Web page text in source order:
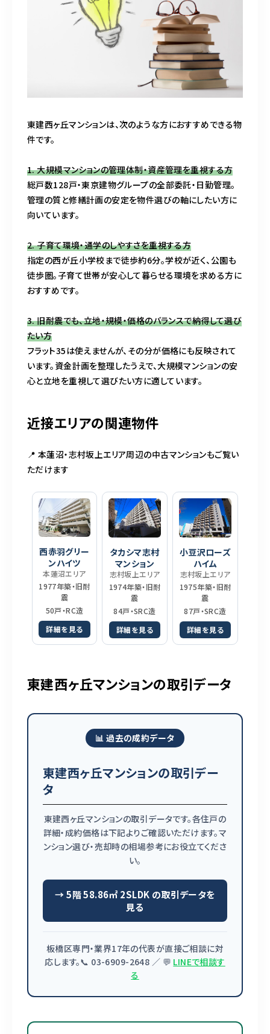
東建西ヶ丘マンションは、次のような方におすすめできる物
件です。
1. 大規模マンションの管理体制・資産管理を重視する方
総戸数128戸・東京建物グループの全部委託・日勤管理。
管理の質と修繕計画の安定を物件選びの軸にしたい方に
向いています。
2. 子育て環境・通学のしやすさを重視する方
指定の西が丘小学校まで徒歩約6分。学校が近く、公園も
徒歩圏。子育て世帯が安心して暮らせる環境を求める方に
おすすめです。
3. 旧耐震でも、立地・規模・価格のバランスで納得して選び
たい方
フラット35は使えませんが、その分が価格にも反映されて
います。資金計画を整理したうえで、大規模マンションの安
心と立地を重視して選びたい方に適しています。
近接エリアの関連物件
📍 本蓮沼・志村坂上エリア周辺の中古マンションもご覧い
ただけます
西赤羽グリー
ンハイツ
本蓮沼エリア
1977年築・旧耐
震
50戸・RC造
詳細を見る
タカシマ志村
マンション
志村坂上エリア
1974年築・旧耐
震
84戸・SRC造
詳細を見る
小豆沢ローズ
ハイム
志村坂上エリア
1975年築・旧耐
震
87戸・SRC造
詳細を見る
東建西ヶ丘マンションの取引データ
📊 過去の成約データ
東建西ヶ丘マンションの取引デー
タ
東建西ヶ丘マンションの取引データです。各住戸の
詳細・成約価格は下記よりご確認いただけます。マ
ンション選び・売却時の相場参考にお役立てくださ
い。
→ 5階 58.86㎡ 2SLDK の取引データを
見る
板橋区専門・業界17年の代表が直接ご相談に対
応します。📞 03-6909-2648 ／ 💬 LINEで相談す
る